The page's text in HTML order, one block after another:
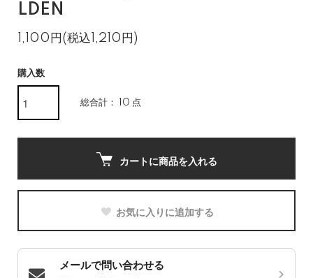
LDEN
1,100円(税込1,210円)
購入数
総合計： 10 点
カートに商品を入れる
お気に入りに追加する
メールで問い合わせる